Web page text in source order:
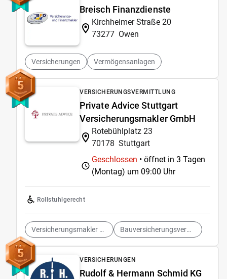
Breisch Finanzdienste
Kirchheimer Straße 20
73277 Owen
Versicherungen Vermögensanlagen
5 VERSICHERUNGSVERMITTLUNG
Private Advice Stuttgart
Versicherungsmakler GmbH
Rotebühlplatz 23
70178 Stuttgart
Geschlossen • öffnet in 3 Tagen
(Montag) um 09:00 Uhr
Rollstuhlgerecht
Versicherungsmakler Stuttgart Bauversicherungsvermittlung
5 VERSICHERUNGEN
Rudolf & Hermann Schmid KG